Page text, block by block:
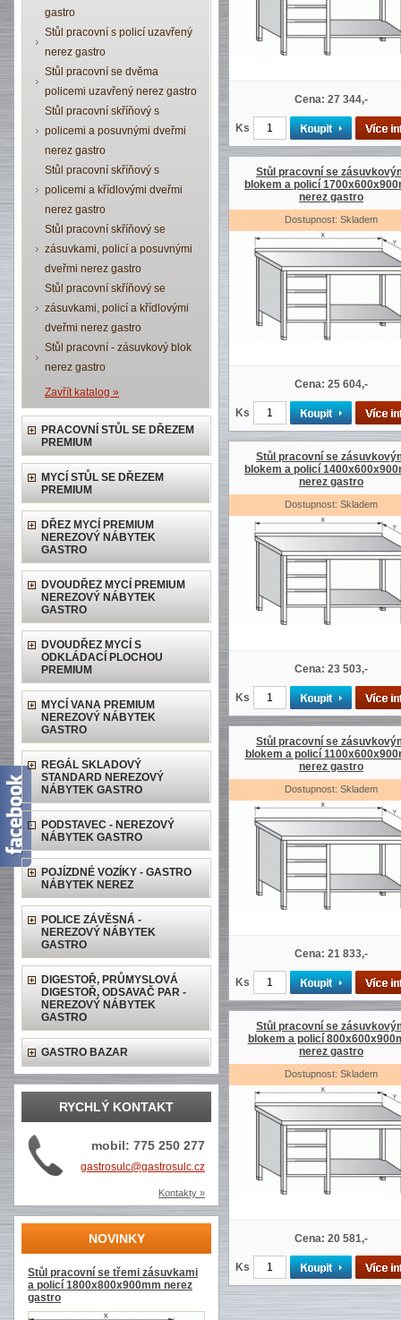
gastro
Stůl pracovní s policí uzavřený
nerez gastro
Stůl pracovní se dvěma
policemi uzavřený nerez gastro
Stůl pracovní skříňový s
policemi a posuvnými dveřmi
nerez gastro
Stůl pracovní skříňový s
policemi a křídlovými dveřmi
nerez gastro
Stůl pracovní skříňový se
zásuvkami, policí a posuvnými
dveřmi nerez gastro
Stůl pracovní skříňový se
zásuvkami, policí a křídlovými
dveřmi nerez gastro
Stůl pracovní - zásuvkový blok
nerez gastro
Zavřít katalog »
PRACOVNÍ STŮL SE DŘEZEM
PREMIUM
MYCÍ STŮL SE DŘEZEM
PREMIUM
DŘEZ MYCÍ PREMIUM
NEREZOVÝ NÁBYTEK
GASTRO
DVOUDŘEZ MYCÍ PREMIUM
NEREZOVÝ NÁBYTEK
GASTRO
DVOUDŘEZ MYCÍ S
ODKLÁDACÍ PLOCHOU
PREMIUM
MYCÍ VANA PREMIUM
NEREZOVÝ NÁBYTEK
GASTRO
REGÁL SKLADOVÝ
STANDARD NEREZOVÝ
NÁBYTEK GASTRO
PODSTAVEC - NEREZOVÝ
NÁBYTEK GASTRO
POJÍZDNÉ VOZÍKY - GASTRO
NÁBYTEK NEREZ
POLICE ZÁVĚSNÁ -
NEREZOVÝ NÁBYTEK
GASTRO
DIGESTOŘ, PRŮMYSLOVÁ
DIGESTOŘ, ODSAVAČ PAR -
NEREZOVÝ NÁBYTEK
GASTRO
GASTRO BAZAR
RYCHLÝ KONTAKT
mobil: 775 250 277
gastrosulc@gastrosulc.cz
Kontakty »
NOVINKY
Stůl pracovní se třemi zásuvkami
a policí 1800x800x900mm nerez
gastro
Cena: 27 344,-
Ks
Stůl pracovní se
blokem a policí
nerez gastro
Dostupnost: Skladem
Cena: 25 604,-
Ks
Stůl pracovní se
blokem a policí
nerez gastro
Dostupnost: Skladem
Cena: 23 503,-
Ks
Stůl pracovní se
blokem a policí
nerez gastro
Dostupnost: Skladem
Cena: 21 833,-
Ks
Stůl pracovní se
blokem a policí
nerez gastro
Dostupnost: Skladem
Cena: 20 581,-
Ks